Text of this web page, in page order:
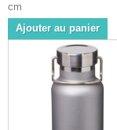
cm
Ajouter au panier